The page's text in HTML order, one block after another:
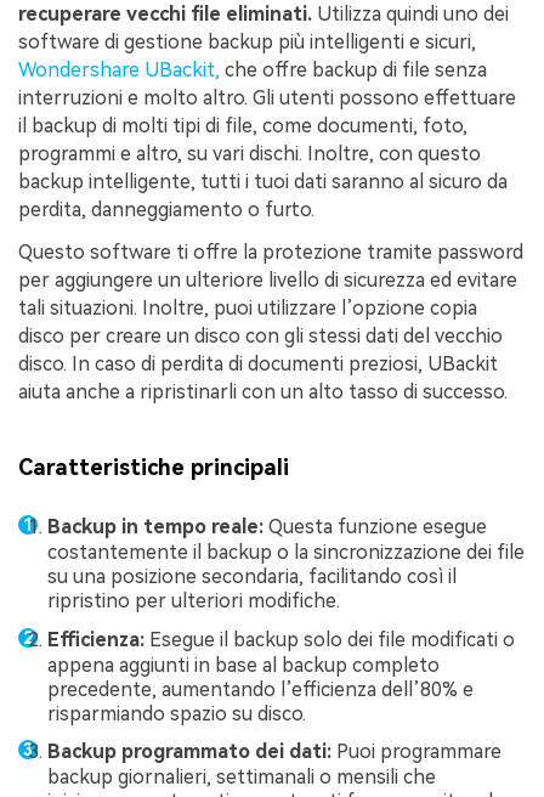
recuperare vecchi file eliminati. Utilizza quindi uno dei
software di gestione backup più intelligenti e sicuri,
Wondershare UBackit, che offre backup di file senza
interruzioni e molto altro. Gli utenti possono effettuare
il backup di molti tipi di file, come documenti, foto,
programmi e altro, su vari dischi. Inoltre, con questo
backup intelligente, tutti i tuoi dati saranno al sicuro da
perdita, danneggiamento o furto.
Questo software ti offre la protezione tramite password
per aggiungere un ulteriore livello di sicurezza ed evitare
tali situazioni. Inoltre, puoi utilizzare l’opzione copia
disco per creare un disco con gli stessi dati del vecchio
disco. In caso di perdita di documenti preziosi, UBackit
aiuta anche a ripristinarli con un alto tasso di successo.
Caratteristiche principali
Backup in tempo reale: Questa funzione esegue
costantemente il backup o la sincronizzazione dei file
su una posizione secondaria, facilitando così il
ripristino per ulteriori modifiche.
Efficienza: Esegue il backup solo dei file modificati o
appena aggiunti in base al backup completo
precedente, aumentando l’efficienza dell’80% e
risparmiando spazio su disco.
Backup programmato dei dati: Puoi programmare
backup giornalieri, settimanali o mensili che